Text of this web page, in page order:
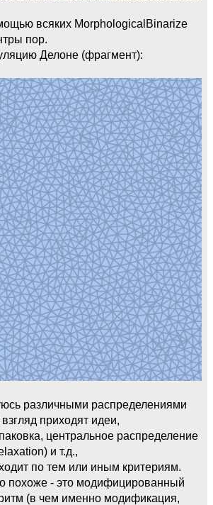
всяких MorphologicalBinarize
пор.
Делоне (фрагмент):
различными распределениями
приходят идеи,
центральное распределение
и т.д.,
по тем или иным критериям.
похоже - это модифицированный
(в чем именно модификация,